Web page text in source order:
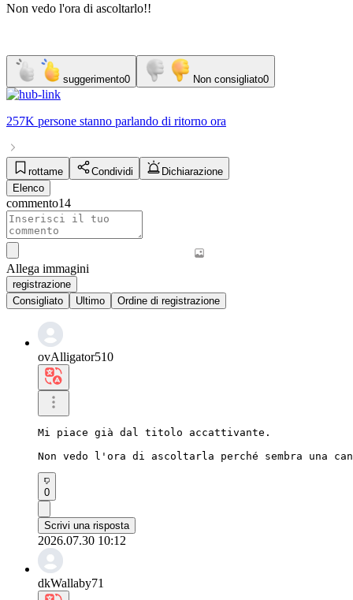
Non vedo l'ora di ascoltarlo!!
suggerimento0 Non consigliato0
257K persone stanno parlando di ritorno ora
rottame Condividi
Dichiarazione
Elenco
commento14
Allega immagini
registrazione
Consigliato
Ultimo Ordine di registrazione
ovAlligator510
Mi piace già dal titolo accattivante.
Non vedo l'ora di ascoltarla perché sembra una
0
Scrivi una risposta
2026.07.30 10:12
dkWallaby71